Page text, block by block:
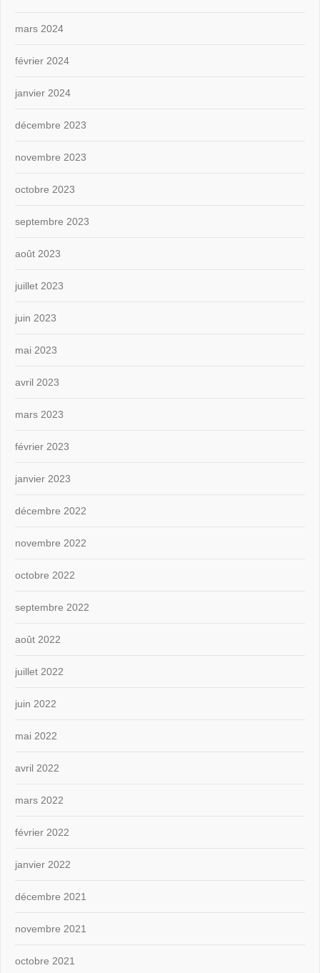
mars 2024
février 2024
janvier 2024
décembre 2023
novembre 2023
octobre 2023
septembre 2023
août 2023
juillet 2023
juin 2023
mai 2023
avril 2023
mars 2023
février 2023
janvier 2023
décembre 2022
novembre 2022
octobre 2022
septembre 2022
août 2022
juillet 2022
juin 2022
mai 2022
avril 2022
mars 2022
février 2022
janvier 2022
décembre 2021
novembre 2021
octobre 2021